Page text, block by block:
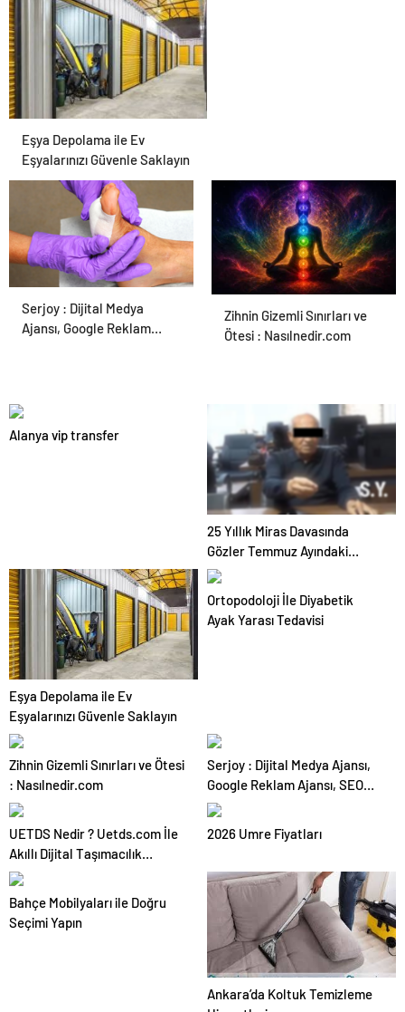
Eşya Depolama ile Ev
Eşyalarınızı Güvenle Saklayın
Ortopodoloji İle Diyabetik
Ayak Yarası Tedavisi
Zihnin Gizemli Sınırları ve
Ötesi : Nasılnedir.com
Serjoy : Dijital Medya
Ajansı, Google Reklam
Alanya vip transfer
25 Yıllık Miras Davasında
Gözler Temmuz Ayındaki
Karar Duruşmasına Çevrildi
Eşya Depolama ile Ev
Eşyalarınızı Güvenle Saklayın
Ortopodoloji İle Diyabetik
Ayak Yarası Tedavisi
Zihnin Gizemli Sınırları ve Ötesi
: Nasılnedir.com
Serjoy : Dijital Medya Ajansı,
Google Reklam Ajansı, SEO
Ajansı ve Web Tasarım Ajansı
UETDS Nedir ? Uetds.com İle
Akıllı Dijital Taşımacılık
Yazılımı
2026 Umre Fiyatları
Bahçe Mobilyaları ile Doğru
Seçimi Yapın
Ankara’da Koltuk Temizleme